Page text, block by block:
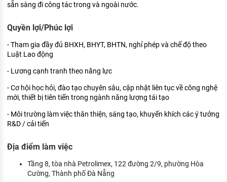
sẵn sàng đi công tác trong và ngoài nước.
Quyền lợi/Phúc lợi
- Tham gia đầy đủ BHXH, BHYT, BHTN, nghỉ phép và chế độ theo
Luật Lao động
- Lương cạnh tranh theo năng lực
- Cơ hội học hỏi, đào tạo chuyên sâu, cập nhật liên tục về công nghệ
mới, thiết bị tiên tiến trong ngành năng lượng tái tạo
- Môi trường làm việc thân thiện, sáng tạo, khuyến khích các ý tưởng
R&D / cải tiến
Địa điểm làm việc
Tầng 8, tòa nhà Petrolimex, 122 đường 2/9, phường Hòa
Cường, Thành phố Đà Nẵng